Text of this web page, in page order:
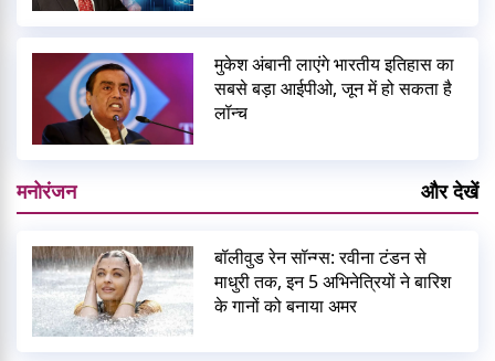
मुकेश अंबानी लाएंगे भारतीय इतिहास का
सबसे बड़ा आईपीओ, जून में हो सकता है
लॉन्च
मनोरंजन और देखें
बॉलीवुड रेन सॉन्ग्स: रवीना टंडन से
माधुरी तक, इन 5 अभिनेत्रियों ने बारिश
के गानों को बनाया अमर